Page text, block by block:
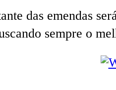
das emendas
sempre o